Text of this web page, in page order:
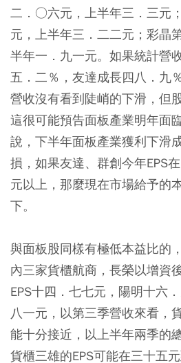
二．○六元，上半年三．三元
元，上半年三．二二元；彩晶
半年一．九一元。如果統計營
五．二％，友達成長四八．九
營收沒有看到陡峭的下滑，但
這很可能預告面板產業明年面
說，下半年面板產業獲利下滑
損，如果友達、群創今年EPS
元以上，那麼現在市場給予的
下。
與面板股同樣有極低本益比的
內三家貨櫃航商，長榮以增資
EPS十四．七七元，陽明十六
八一元，以第三季營收來看，
能十分接近，以上半年兩季的
貨櫃三雄的EPS可能在三十五